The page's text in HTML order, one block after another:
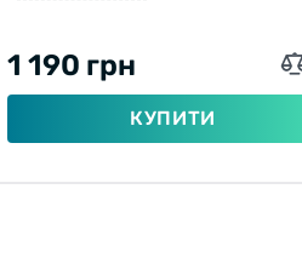
1 190 грн
КУПИТИ